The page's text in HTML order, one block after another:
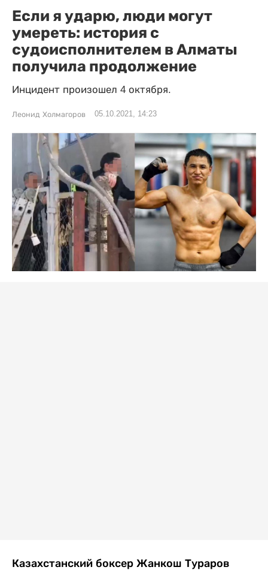
Если я ударю, люди могут
умереть: история с
судоисполнителем в Алматы
получила продолжение
Инцидент произошел 4 октября.
Леонид Холмагоров 05.10.2021, 14:23
Казахстанский боксер Жанкош Тураров